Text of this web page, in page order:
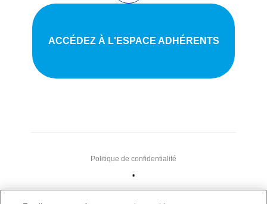
ACCÉDEZ À L'ESPACE ADHÉRENTS
Nous contacter
•
Politique de confidentialité